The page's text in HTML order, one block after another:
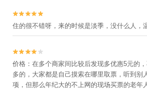


住的很不错呀，来的时候是淡季，没什么人，


价格：在多个商家间比较后发现多优惠5元的
多的，大家都是自己摸索在哪里取票，听到
项，但那么年纪大的不上网的现场买票的老